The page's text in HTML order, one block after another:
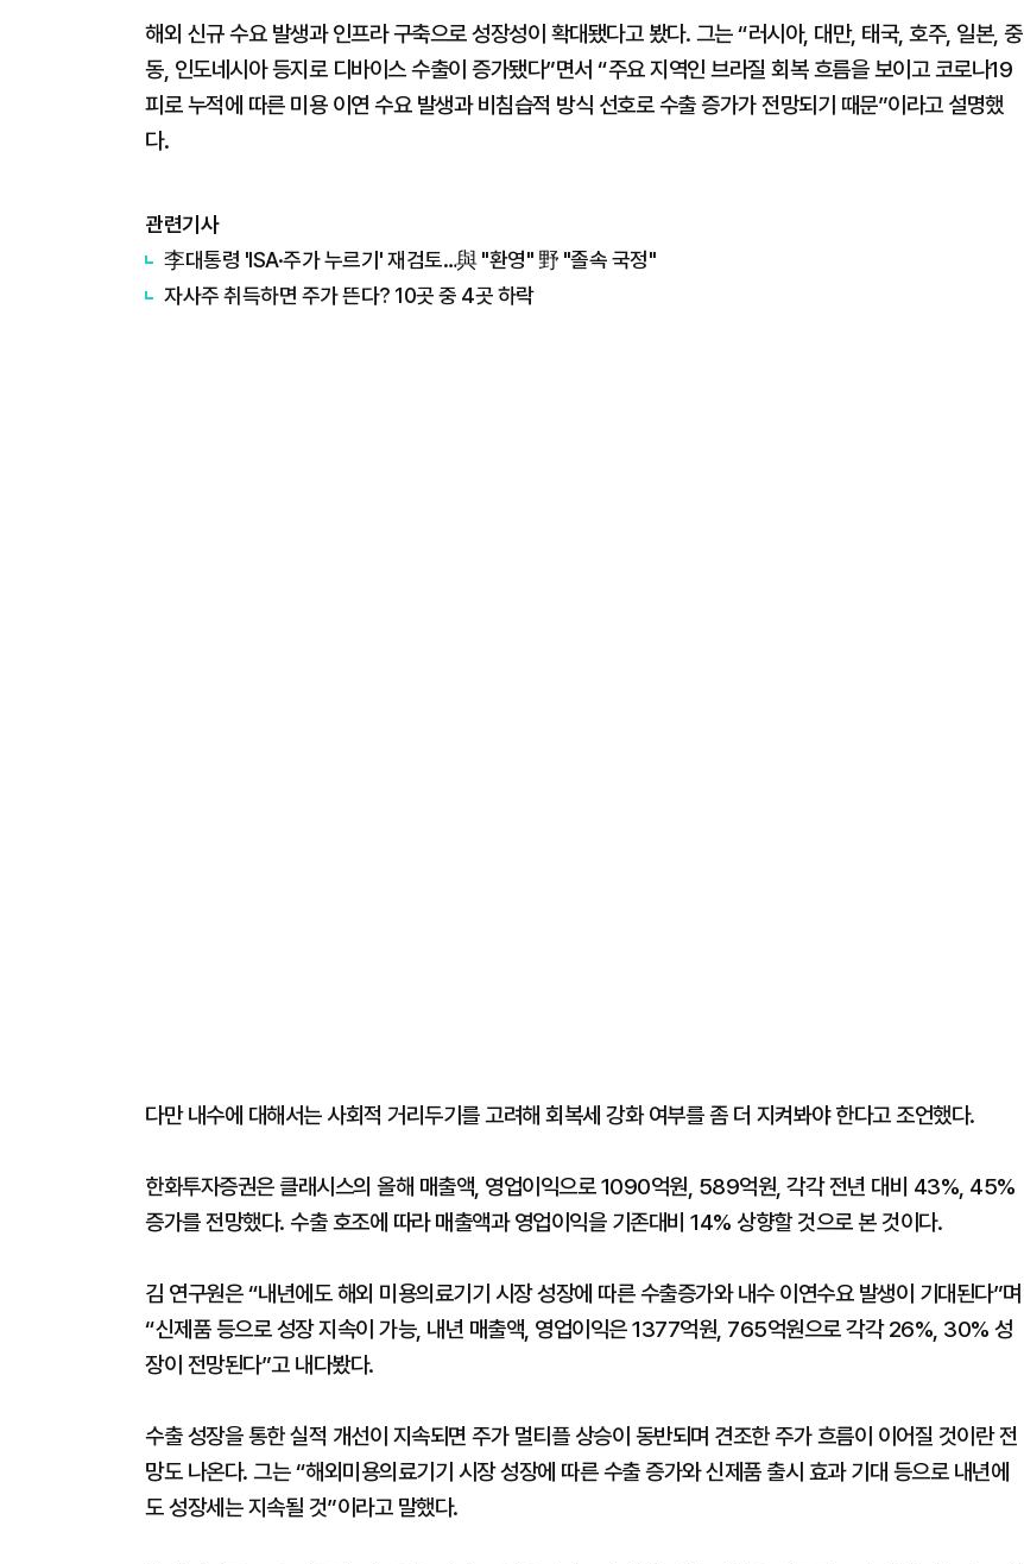
해외 신규 수요 발생과 인프라 구축으로 성장성이 확대됐다고 봤다. 그는 “러시아, 대만, 태국, 호주, 일본, 중
동, 인도네시아 등지로 디바이스 수출이 증가됐다”면서 “주요 지역인 브라질 회복 흐름을 보이고 코로나19
피로 누적에 따른 미용 이연 수요 발생과 비침습적 방식 선호로 수출 증가가 전망되기 때문”이라고 설명했
다.
관련기사
李대통령 'ISA·주가 누르기' 재검토…與 "환영" 野 "졸속 국정"
자사주 취득하면 주가 뜬다? 10곳 중 4곳 하락
다만 내수에 대해서는 사회적 거리두기를 고려해 회복세 강화 여부를 좀 더 지켜봐야 한다고 조언했다.
한화투자증권은 클래시스의 올해 매출액, 영업이익으로 1090억원, 589억원, 각각 전년 대비 43%, 45%
증가를 전망했다. 수출 호조에 따라 매출액과 영업이익을 기존대비 14% 상향할 것으로 본 것이다.
김 연구원은 “내년에도 해외 미용의료기기 시장 성장에 따른 수출증가와 내수 이연수요 발생이 기대된다”며
“신제품 등으로 성장 지속이 가능, 내년 매출액, 영업이익은 1377억원, 765억원으로 각각 26%, 30% 성
장이 전망된다”고 내다봤다.
수출 성장을 통한 실적 개선이 지속되면 주가 멀티플 상승이 동반되며 견조한 주가 흐름이 이어질 것이란 전
망도 나온다. 그는 “해외미용의료기기 시장 성장에 따른 수출 증가와 신제품 출시 효과 기대 등으로 내년에
도 성장세는 지속될 것”이라고 말했다.